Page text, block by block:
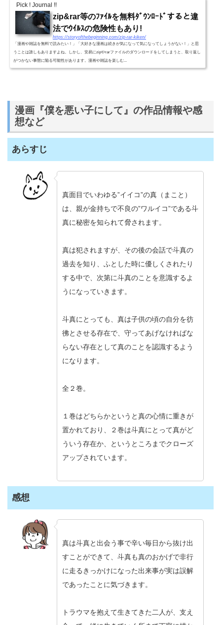
Pick ! Journal !!
zip&rar等のﾌｧｲﾙを無料ﾀﾞｳﾝﾛｰﾄﾞすると違
法でｳｲﾙｽの危険性もあり!
https://storyofthebeginning.com/zip-rar-kiken/
「漫画や雑誌を無料で読みたい！」「大好きな漫画は続きが気になって気になってしょうがない！」と思
うことは誰しもありますよね。しかし、安易にzipやrarファイルのダウンロードをしてしまうと、取り返し
がつかない事態に陥る可能性があります。漫画や雑誌を楽しむ...
漫画『僕を悪い子にして』の作品情報や感
想など
あらすじ
真面目でいわゆる”イイコ”の真（まこと）
は、親が金持ちで不良の”ワルイコ”である斗
真に秘密を知られて脅されます。
真は犯されますが、その後の会話で斗真の
過去を知り、ふとした時に優しくされたり
する中で、次第に斗真のことを意識するよ
うになっていきます。
斗真にとっても、真は子供の頃の自分を彷
彿とさせる存在で、守ってあげなければな
らない存在として真のことを認識するよう
になります。
全２巻。
１巻はどちらかというと真の心情に重きが
置かれており、２巻は斗真にとって真がど
ういう存在か、というところまでクローズ
アップされています。
感想
真は斗真と出会う事で辛い毎日から抜け出
すことができて、斗真も真のおかげで非行
に走るきっかけになった出来事が実は誤解
であったことに気づきます。
トラウマを抱えて生きてきた二人が、支え